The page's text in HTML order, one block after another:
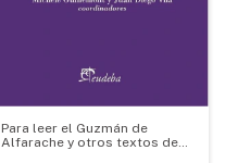
Para leer el Guzmán de
Alfarache y otros textos de